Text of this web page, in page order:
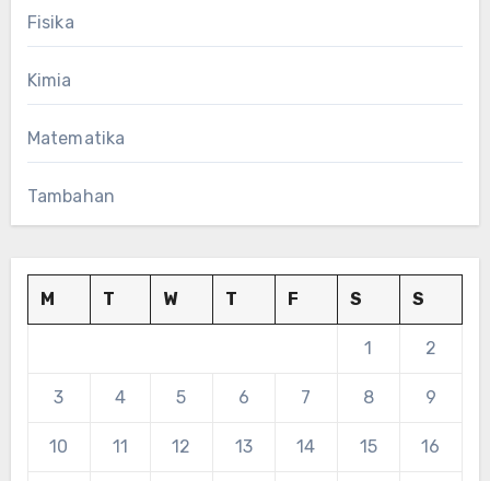
Fisika
Kimia
Matematika
Tambahan
M T W T F S S
1 2
3 4 5 6 7 8 9
10 11 12 13 14 15 16